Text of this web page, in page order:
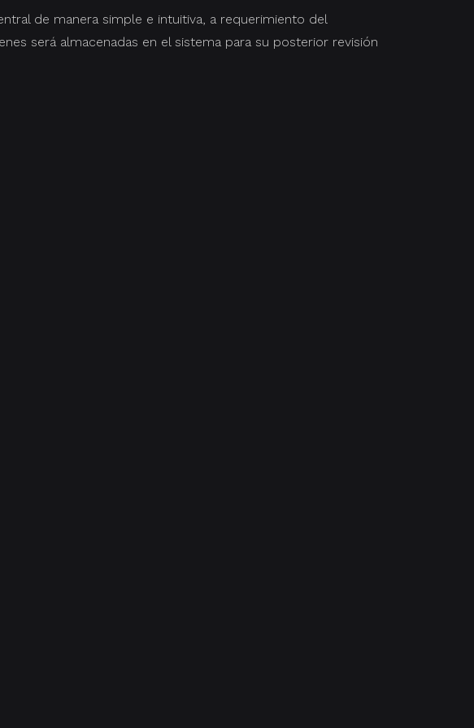
de manera simple e intuitiva, a requerimiento del
será almacenadas en el sistema para su posterior revisión